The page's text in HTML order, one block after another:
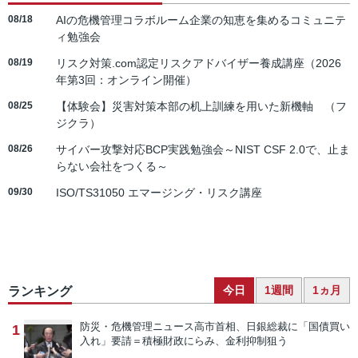
08/18
AIの危機管理コラボルーム企業の知恵を集めるコミュニテ
ィ勉強会
08/19
リスク対策.com認定リスクアドバイザー養成講座（2026
年第3回：オンライン開催）
08/25
【体験会】災害対策本部の机上訓練を用いた新機軸 （フ
ジクラ）
08/26
サイバー攻撃対応BCP実践勉強会～NIST CSF 2.0で、止ま
らない会社をつくる～
09/30 ISO/TS31050 エマージング・リスク講座
ランキング 今日 1週間 1ヵ月
1 防災・危機管理ニュース高市首相、日銀総裁に「国債買い
入れ」要請＝積極財政にらみ、金利抑制狙う